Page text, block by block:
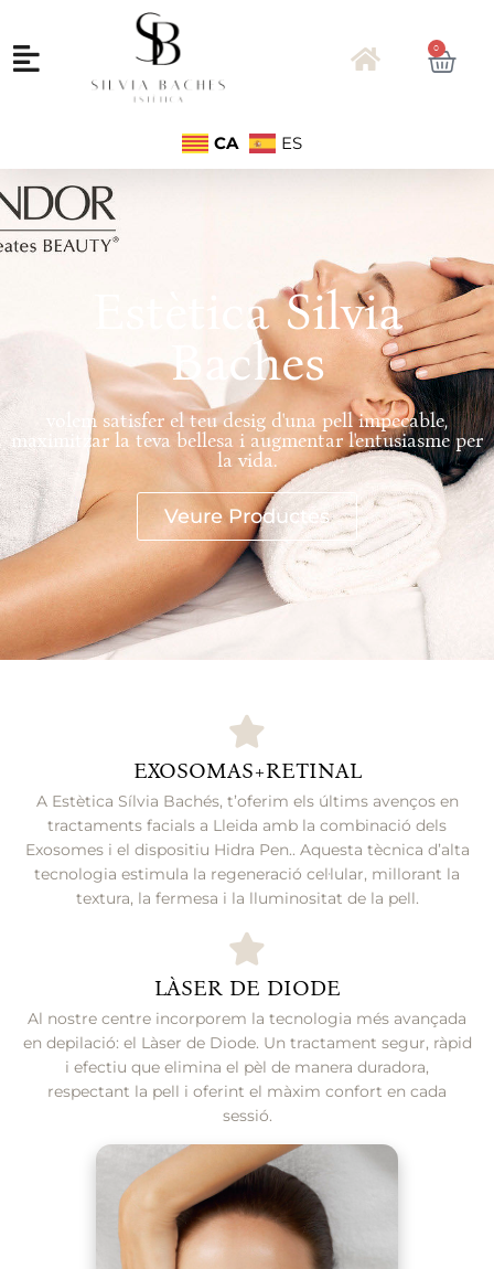
0
CA ES
Estètica Silvia
Baches
volem satisfer el teu desig d'una pell impecable,
maximitzar la teva bellesa i augmentar l'entusiasme per
la vida.
Veure Productes
EXOSOMAS+RETINAL
A Estètica Sílvia Bachés, t’oferim els últims avenços en
tractaments facials a Lleida amb la combinació dels
Exosomes i el dispositiu Hidra Pen.. Aquesta tècnica d’alta
tecnologia estimula la regeneració cel·lular, millorant la
textura, la fermesa i la lluminositat de la pell.
LÀSER DE DIODE
Al nostre centre incorporem la tecnologia més avançada
en depilació: el Làser de Diode. Un tractament segur, ràpid
i efectiu que elimina el pèl de manera duradora,
respectant la pell i oferint el màxim confort en cada
sessió.